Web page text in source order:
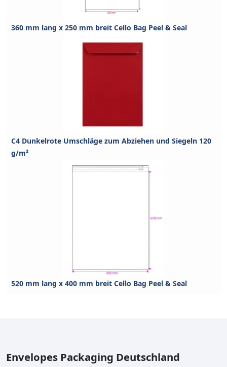
360 mm lang x 250 mm breit Cello Bag Peel & Seal
C4 Dunkelrote Umschläge zum Abziehen und Siegeln 120
g/m²
520 mm lang x 400 mm breit Cello Bag Peel & Seal
Envelopes Packaging Deutschland